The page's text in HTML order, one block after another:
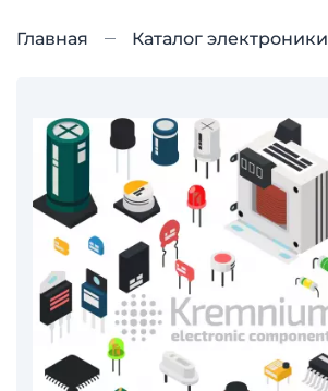
Главная Каталог электроники